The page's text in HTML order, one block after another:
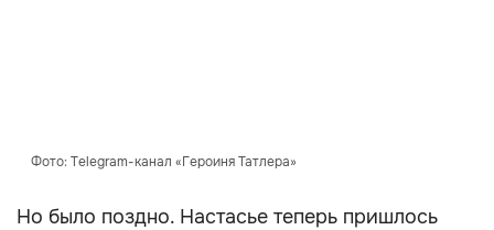
Фото: Telegram-канал «Героиня Татлера»
Но было поздно. Настасье теперь пришлось